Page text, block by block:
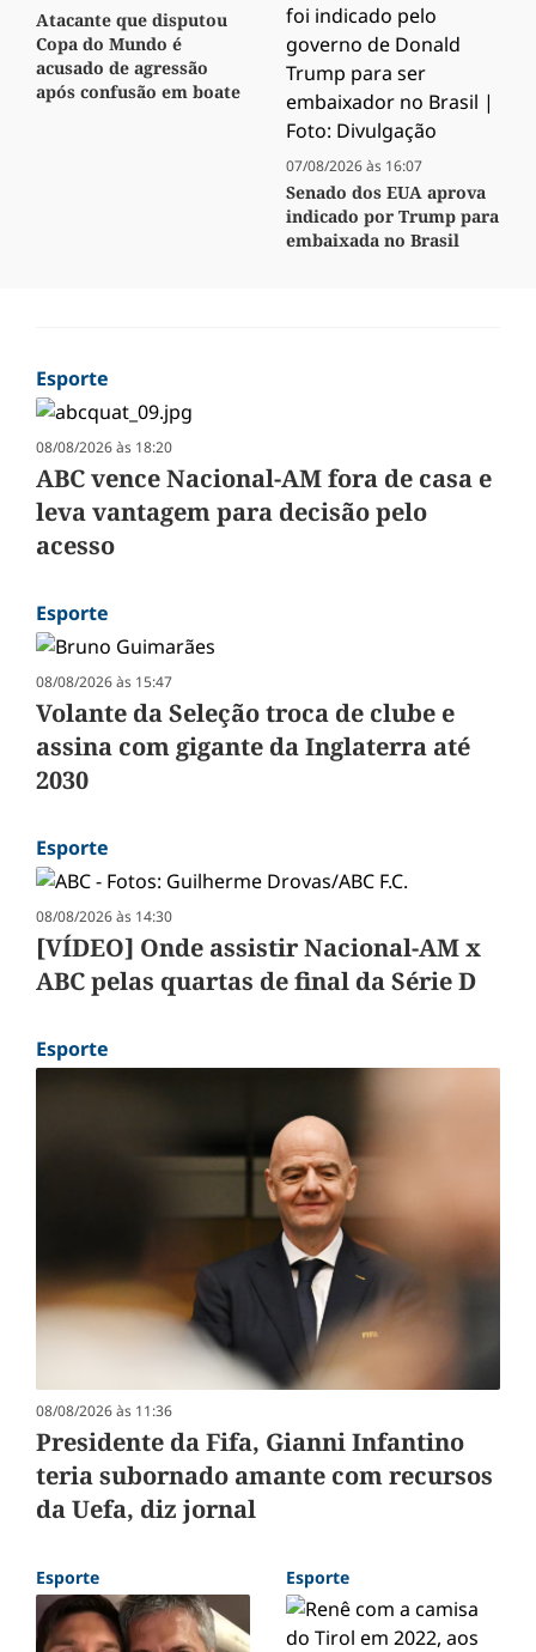
Atacante que disputou
Copa do Mundo é
acusado de agressão
após confusão em boate
07/08/2026 às 16:07
Senado dos EUA aprova
indicado por Trump para
embaixada no Brasil
Esporte
08/08/2026 às 18:20
ABC vence Nacional-AM fora de casa e
leva vantagem para decisão pelo
acesso
Esporte
08/08/2026 às 15:47
Volante da Seleção troca de clube e
assina com gigante da Inglaterra até
2030
Esporte
08/08/2026 às 14:30
[VÍDEO] Onde assistir Nacional-AM x
ABC pelas quartas de final da Série D
Esporte
08/08/2026 às 11:36
Presidente da Fifa, Gianni Infantino
teria subornado amante com recursos
da Uefa, diz jornal
Esporte Esporte